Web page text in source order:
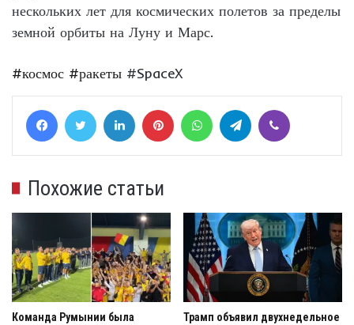
нескольких лет для космических полетов за пределы
земной орбиты на Луну и Марс.
#космос #ракеты #SpaceX
FacebookTwitter LinkedIn Pinterest WhatsAppTelegram
Похожие статьи
Команда Румынии была
Трамп объявил двухнедельное